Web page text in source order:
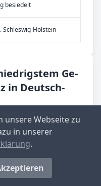
besiedelt
Schleswig-Holstein
Ge­
in Deutsch­
unsere Webseite zu
in unserer
.